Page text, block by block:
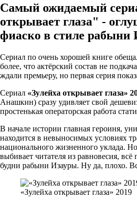
Самый ожидаемый
открывает глаза" -
фиаско в стиле рабыни
Сериал по очень хорошей книге
более, что актёрский состав не
ждали премьеру, но первая серия
Сериал «Зулейха открывает глаза»
Анашкин) сразу удивляет свой
простенькая операторская работа
В начале истории главная героиня,
находится в невыносимых условиях
национального жизненного уклада. Но
выбивает читателя из равновесия,
будни рабыни Изауры. Ну да, плохо.
«Зулейха открывает глаза» 2019